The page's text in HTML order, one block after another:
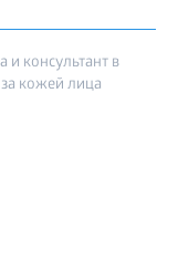
консультант в
кожей лица